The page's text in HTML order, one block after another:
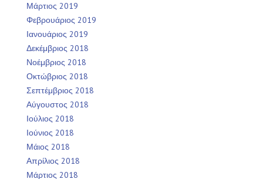
Μάρτιος 2019
Φεβρουάριος 2019
Ιανουάριος 2019
Δεκέμβριος 2018
Νοέμβριος 2018
Οκτώβριος 2018
Σεπτέμβριος 2018
Αύγουστος 2018
Ιούλιος 2018
Ιούνιος 2018
Μάιος 2018
Απρίλιος 2018
Μάρτιος 2018